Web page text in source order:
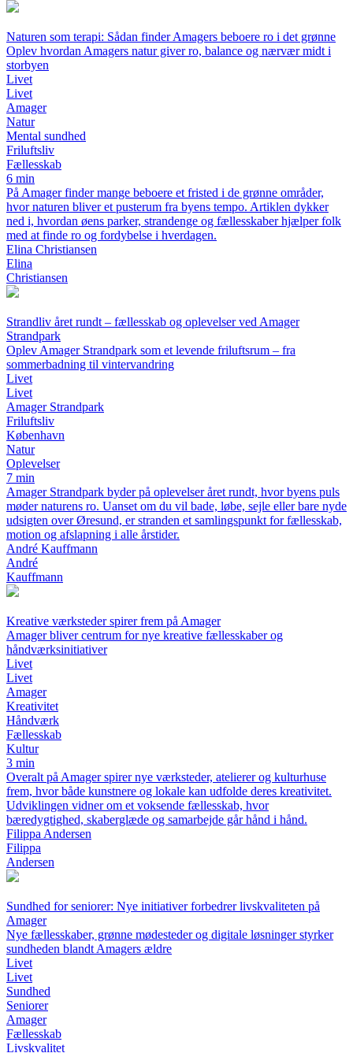
Naturen som terapi: Sådan finder Amagers beboere ro i det grønne
Oplev hvordan Amagers natur giver ro, balance og nærvær midt i
storbyen
Livet
Livet
Amager
Natur
Mental sundhed
Friluftsliv
Fællesskab
6 min
På Amager finder mange beboere et fristed i de grønne områder,
hvor naturen bliver et pusterum fra byens tempo. Artiklen dykker
ned i, hvordan øens parker, strandenge og fællesskaber hjælper folk
med at finde ro og fordybelse i hverdagen.
Elina Christiansen
Elina
Christiansen
Strandliv året rundt – fællesskab og oplevelser ved Amager
Strandpark
Oplev Amager Strandpark som et levende friluftsrum – fra
sommerbadning til vintervandring
Livet
Livet
Amager Strandpark
Friluftsliv
København
Natur
Oplevelser
7 min
Amager Strandpark byder på oplevelser året rundt, hvor byens puls
møder naturens ro. Uanset om du vil bade, løbe, sejle eller bare nyde
udsigten over Øresund, er stranden et samlingspunkt for fællesskab,
motion og afslapning i alle årstider.
André Kauffmann
André
Kauffmann
Kreative værksteder spirer frem på Amager
Amager bliver centrum for nye kreative fællesskaber og
håndværksinitiativer
Livet
Livet
Amager
Kreativitet
Håndværk
Fællesskab
Kultur
3 min
Overalt på Amager spirer nye værksteder, atelierer og kulturhuse
frem, hvor både kunstnere og lokale kan udfolde deres kreativitet.
Udviklingen vidner om et voksende fællesskab, hvor
bæredygtighed, skaberglæde og samarbejde går hånd i hånd.
Filippa Andersen
Filippa
Andersen
Sundhed for seniorer: Nye initiativer forbedrer livskvaliteten på
Amager
Nye fællesskaber, grønne mødesteder og digitale løsninger styrker
sundheden blandt Amagers ældre
Livet
Livet
Sundhed
Seniorer
Amager
Fællesskab
Livskvalitet